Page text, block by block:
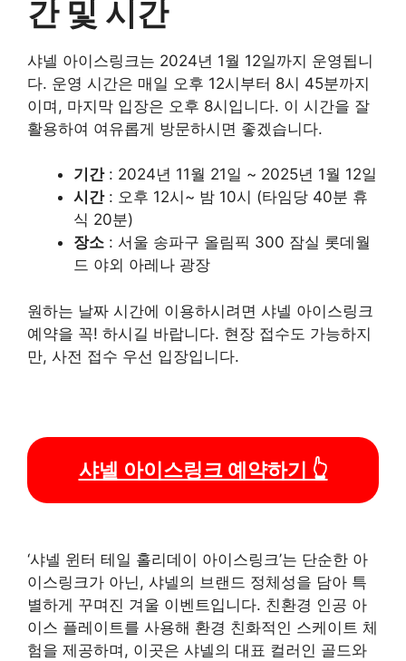
간 및 시간
샤넬 아이스링크는 2024년 1월 12일까지 운영됩니
다. 운영 시간은 매일 오후 12시부터 8시 45분까지
이며, 마지막 입장은 오후 8시입니다. 이 시간을 잘
활용하여 여유롭게 방문하시면 좋겠습니다.
기간: 2024년 11월 21일 ~ 2025년 1월 12일
시간: 오후 12시~ 밤 10시 (타임당 40분 휴
식 20분)
장소 : 서울 송파구 올림픽 300 잠실 롯데월
드 야외 아레나 광장
원하는 날짜 시간에 이용하시려면 샤넬 아이스링크
예약을 꼭! 하시길 바랍니다. 현장 접수도 가능하지
만, 사전 접수 우선 입장입니다.
샤넬 아이스링크 예약하기 👆
‘샤넬 윈터 테일 홀리데이 아이스링크’는 단순한 아
이스링크가 아닌, 샤넬의 브랜드 정체성을 담아 특
별하게 꾸며진 겨울 이벤트입니다. 친환경 인공 아
이스 플레이트를 사용해 환경 친화적인 스케이트 체
험을 제공하며, 이곳은 샤넬의 대표 컬러인 골드와